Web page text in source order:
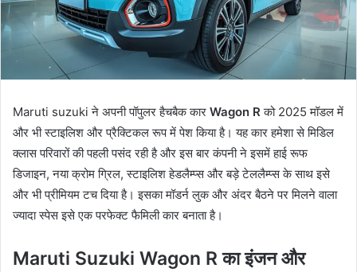
Maruti suzuki ने अपनी पॉपुलर हैचबैक कार Wagon Rको 2025 मॉडल में
और भी स्टाइलिश और प्रैक्टिकल रूप में पेश किया है। यह कार हमेशा से मिडिल
क्लास परिवारों की पहली पसंद रही है और इस बार कंपनी ने इसमें हाई रूफ
डिजाइन, नया क्रोम ग्रिल, स्टाइलिश हेडलैम्प्स और बड़े टेललैम्प्स के साथ इसे
और भी प्रीमियम टच दिया है। इसका मॉडर्न लुक और अंदर बैठने पर मिलने वाला
ज्यादा स्पेस इसे एक परफेक्ट फैमिली कार बनाता है।
Maruti Suzuki Wagon R का इंजन और